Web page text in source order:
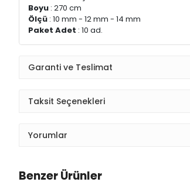
Boyu : 270 cm
Ölçü : 10 mm - 12 mm - 14 mm
Paket Adet : 10 ad.
Garanti ve Teslimat
Taksit Seçenekleri
Yorumlar
Benzer Ürünler